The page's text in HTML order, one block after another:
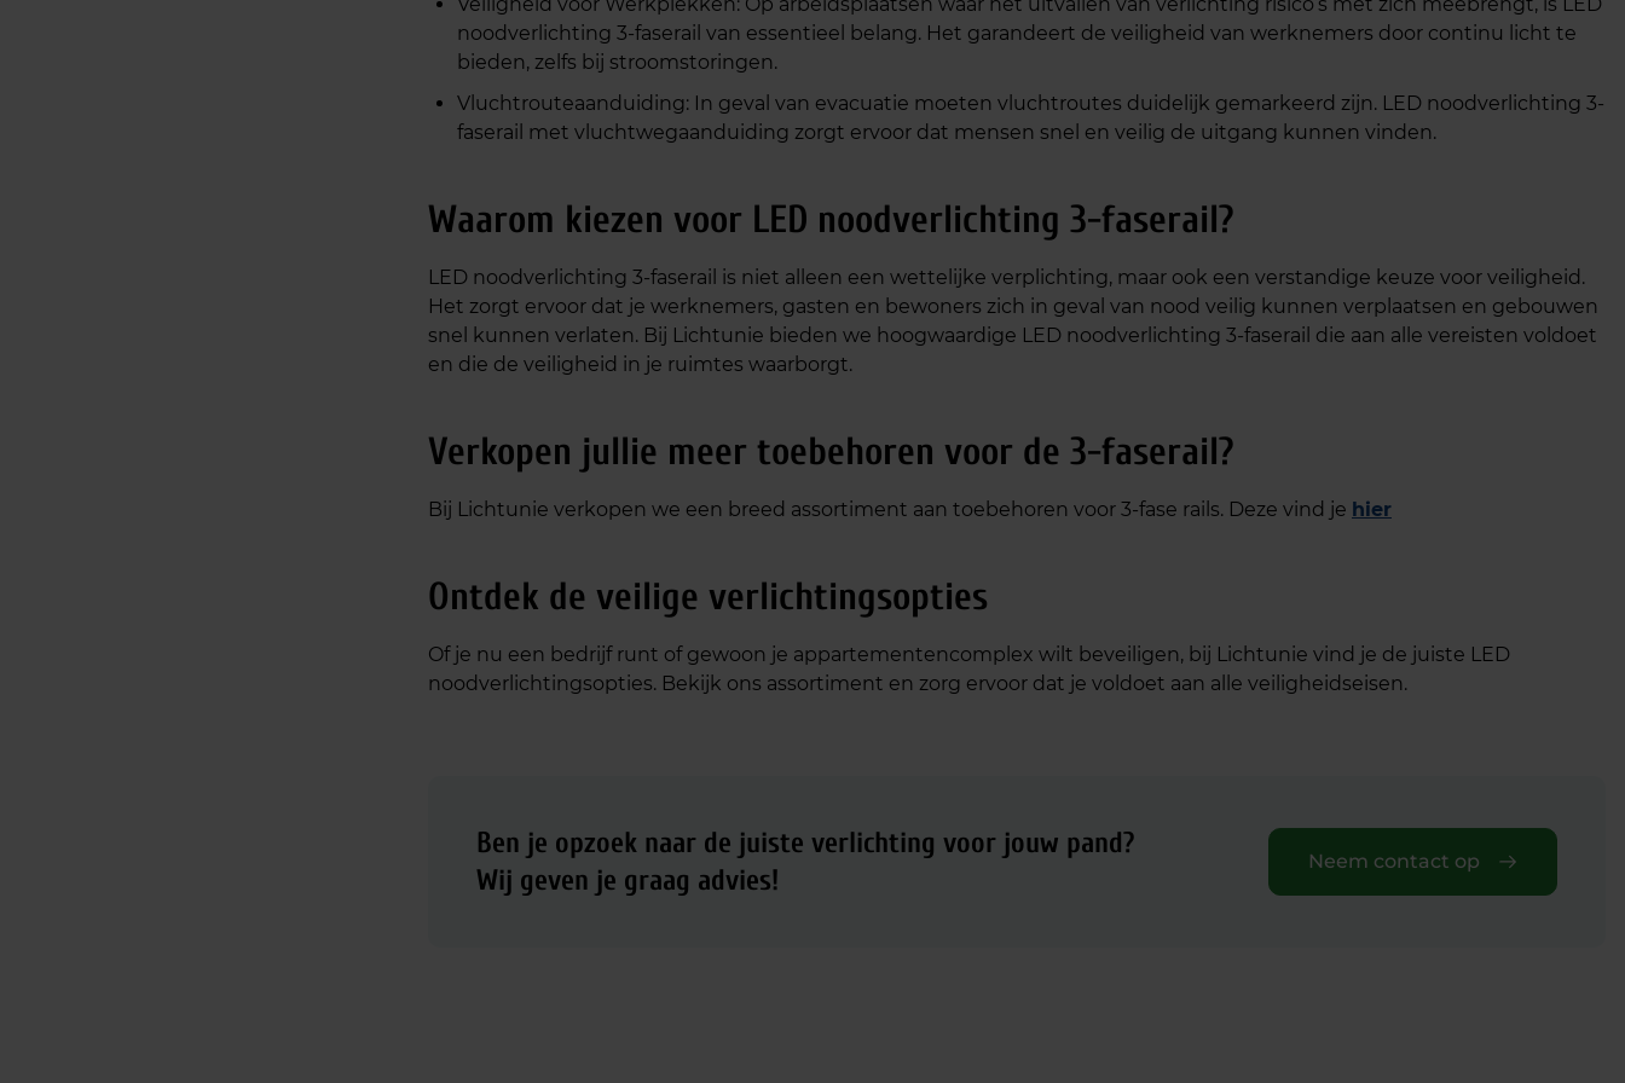
noodverlichting 3-faserail van essentieel belang. Het garandeert de veiligheid van werknemers door continu licht te
bieden, zelfs bij stroomstoringen.
Vluchtrouteaanduiding: In geval van evacuatie moeten vluchtroutes duidelijk gemarkeerd zijn. LED noodverlichting 3-
faserail met vluchtwegaanduiding zorgt ervoor dat mensen snel en veilig de uitgang kunnen vinden.
Waarom kiezen voor LED noodverlichting 3-faserail?
LED noodverlichting 3-faserail is niet alleen een wettelijke verplichting, maar ook een verstandige keuze voor veiligheid.
Het zorgt ervoor dat je werknemers, gasten en bewoners zich in geval van nood veilig kunnen verplaatsen en gebouwen
snel kunnen verlaten. Bij Lichtunie bieden we hoogwaardige LED noodverlichting 3-faserail die aan alle vereisten voldoet
en die de veiligheid in je ruimtes waarborgt.
Verkopen jullie meer toebehoren voor de 3-faserail?
Bij Lichtunie verkopen we een breed assortiment aan toebehoren voor 3-fase rails. Deze vind je hier
Ontdek de veilige verlichtingsopties
Of je nu een bedrijf runt of gewoon je appartementencomplex wilt beveiligen, bij Lichtunie vind je de juiste LED
noodverlichtingsopties. Bekijk ons assortiment en zorg ervoor dat je voldoet aan alle veiligheidseisen.
Ben je opzoek naar de juiste verlichting voor jouw pand?
Wij geven je graag advies!
Neem contact op